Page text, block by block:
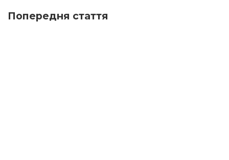
Попередня стаття